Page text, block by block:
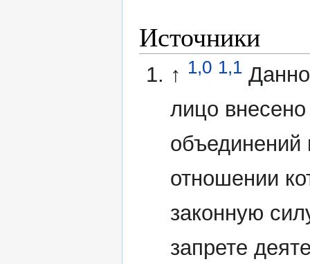
Источники
↑ 1,0 1,1
лицо
объединений
отношении
законную
запрете